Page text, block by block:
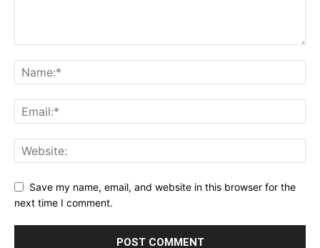
Save my name, email, and website in this browser for the
next time I comment.